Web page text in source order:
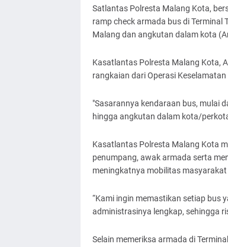
Satlantas Polresta Malang Kota,
ramp check armada bus di Terminal
Malang dan angkutan dalam kota
Kasatlantas Polresta Malang Kota,
rangkaian dari Operasi Keselamatan
"Sasarannya kendaraan bus, mulai
hingga angkutan dalam kota/
Kasatlantas Polresta Malang Kota
penumpang, awak armada serta
meningkatnya mobilitas
“Kami ingin memastikan setiap bus
administrasinya lengkap, sehingga
Selain memeriksa armada di